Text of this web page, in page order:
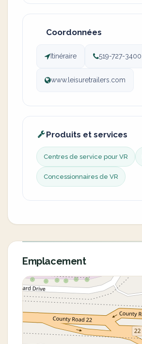
Coordonnées
Itinéraire 519-727-3400
www.leisuretrailers.com
Produits et services
Centres de service pour VR
Concessionnaires de VR
Emplacement